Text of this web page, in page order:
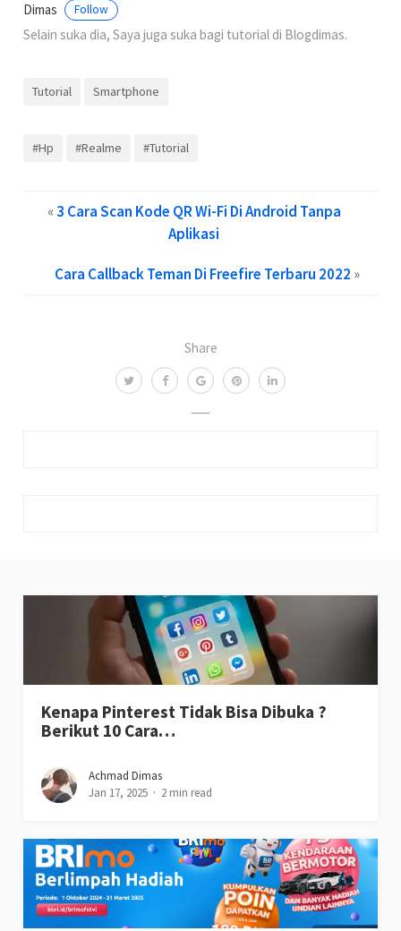
Share
Dimas Follow
Selain suka dia, Saya juga suka bagi tutorial di Blogdimas.
Tutorial Smartphone
#Hp #Realme #Tutorial
«3 Cara Scan Kode QR Wi-Fi Di Android Tanpa
Aplikasi
Cara Callback Teman Di Freefire Terbaru 2022 »
Kenapa Pinterest Tidak Bisa Dibuka ?
Berikut 10 Cara…
Achmad Dimas
Jan 17, 2025
2 min read